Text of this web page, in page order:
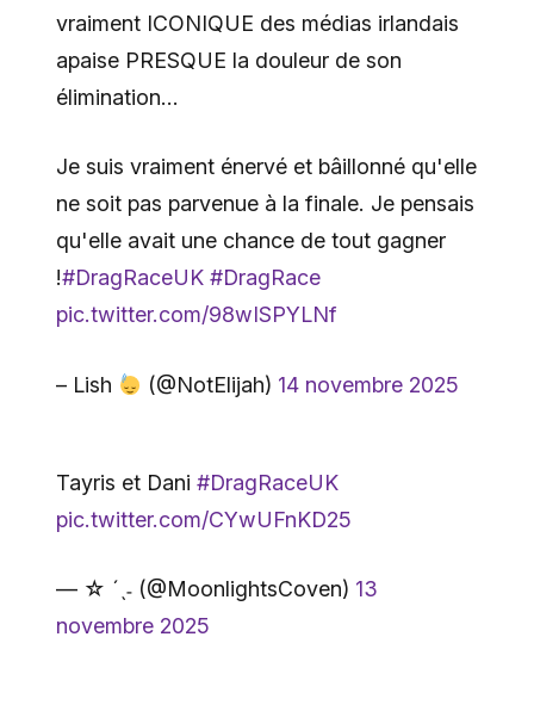
vraiment ICONIQUE des médias irlandais
apaise PRESQUE la douleur de son
élimination…
Je suis vraiment énervé et bâillonné qu'elle
ne soit pas parvenue à la finale. Je pensais
qu'elle avait une chance de tout gagner
!#DragRaceUK #DragRace
pic.twitter.com/98wISPYLNf
– Lish (@NotElijah) 14 novembre 2025
Tayris et Dani #DragRaceUK
pic.twitter.com/CYwUFnKD25
— ☆ ˊˎ˗ (@MoonlightsCoven) 13
novembre 2025